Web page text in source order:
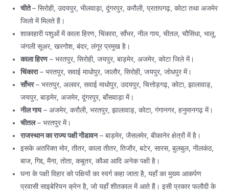
चीते– सिरोही, उदयपुर, भीलवाड़ा, दूंगरपुर, करौली, प्रतापगढ़, कोटा तथा अजमेर
जिलो में मिलते हैं।
शाकाहारी पशुओं में काला हिरण, चिंकारा, साँभर, नील गाय, चीतल, चौसिंधा, भालू,
जंगली सूअर, खरगोश, बंदर, लंगूर प्रमुख है।
काला हिरण– भरतपुर, सिरोही, जयपुर, बाड़मेर, अजमेर, कोटा जिले में।
चिंकारा– भरतपुर, सवाई माधोपुर, जालौर, सिरोही, जयपुर, जोधपुर में।
साँभर– भरतपुर, अलवर, सवाई माधोपुर, उदयपुर, चित्तोड़गढ़, कोटा, झालावाड़,
जयपुर, बाड़मेर, अजमेर, दूंगरपुर, बाँसवाड़ा में।
नील गाय– अजमेर, करौली, भरतपुर, झालावाड़, कोटा, गंगानगर, हनुमानगढ़ में।
चीतल– भरतपुर में।
राजस्थान का राज्य पक्षी गोंडावन– बाड़मेर, जैसलमेर, बीकानेर क्षेत्रों में है।
इसके अतरिक्त मोर, तीतर, काला तीतर, तिजौर, बटेर, सारस, बुलबुल, नीलकंठ,
बाज, गिद्द, मैना, तोता, कबूतर, कौआ आदि अनेक पक्षी है।
घना के पक्षी विहार को पक्षियों का स्वर्ग कहा जाता है, यहाँ का मुख्य आकर्पण
प्रवासी साइबेरियन क्रेन है, जो यहाँ शीतकाल में आते हैं। इसी प्रकार फलौदी के